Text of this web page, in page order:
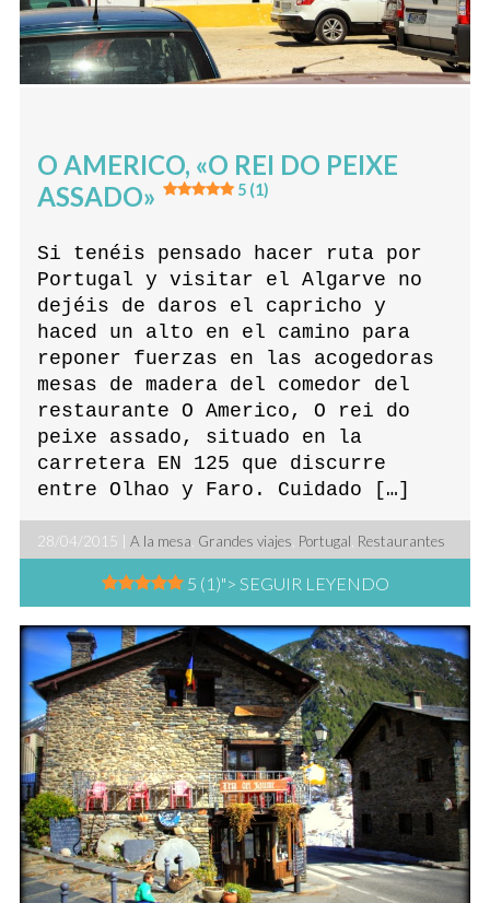
O AMERICO, «O REI DO PEIXE
ASSADO»
5 (1)
Si tenéis pensado hacer ruta por
Portugal y visitar el Algarve no
dejéis de daros el capricho y
haced un alto en el camino para
reponer fuerzas en las acogedoras
mesas de madera del comedor del
restaurante O Americo, O rei do
peixe assado, situado en la
carretera EN 125 que discurre
entre Olhao y Faro. Cuidado […]
28/04/2015 |A la mesa Grandes viajes Portugal Restaurantes
5 (1)"> SEGUIR LEYENDO